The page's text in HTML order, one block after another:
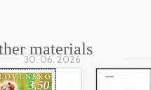
materials
30. 06. 2026